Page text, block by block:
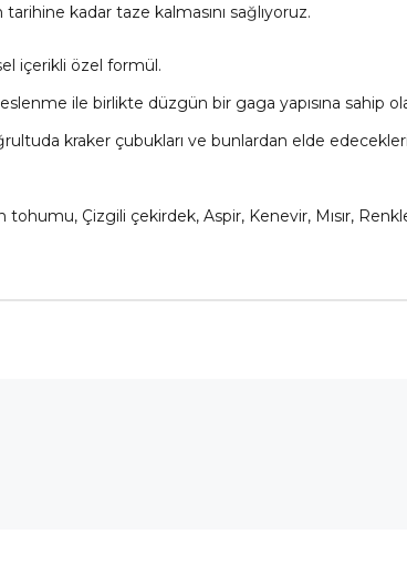
kadar taze kalmasını sağlıyoruz.
içerikli özel formül.
ile birlikte düzgün bir gaga yapısına sahip
kraker çubukları ve bunlardan elde
tohumu, Çizgili çekirdek, Aspir, Kenevir, Mısır,